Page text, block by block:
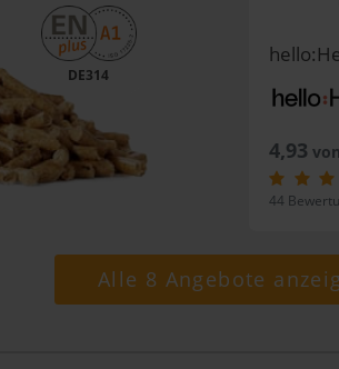
DE314
4,93
44
Alle 8 Angebote